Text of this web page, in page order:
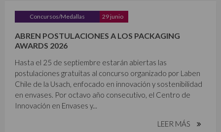
Concursos/Medallas 29 junio
ABREN POSTULACIONES A LOS PACKAGING
AWARDS 2026
Hasta el 25 de septiembre estarán abiertas las
postulaciones gratuitas al concurso organizado por Laben
Chile de la Usach, enfocado en innovación y sostenibilidad
en envases. Por octavo año consecutivo, el Centro de
Innovación en Envases y...
LEER MÁS